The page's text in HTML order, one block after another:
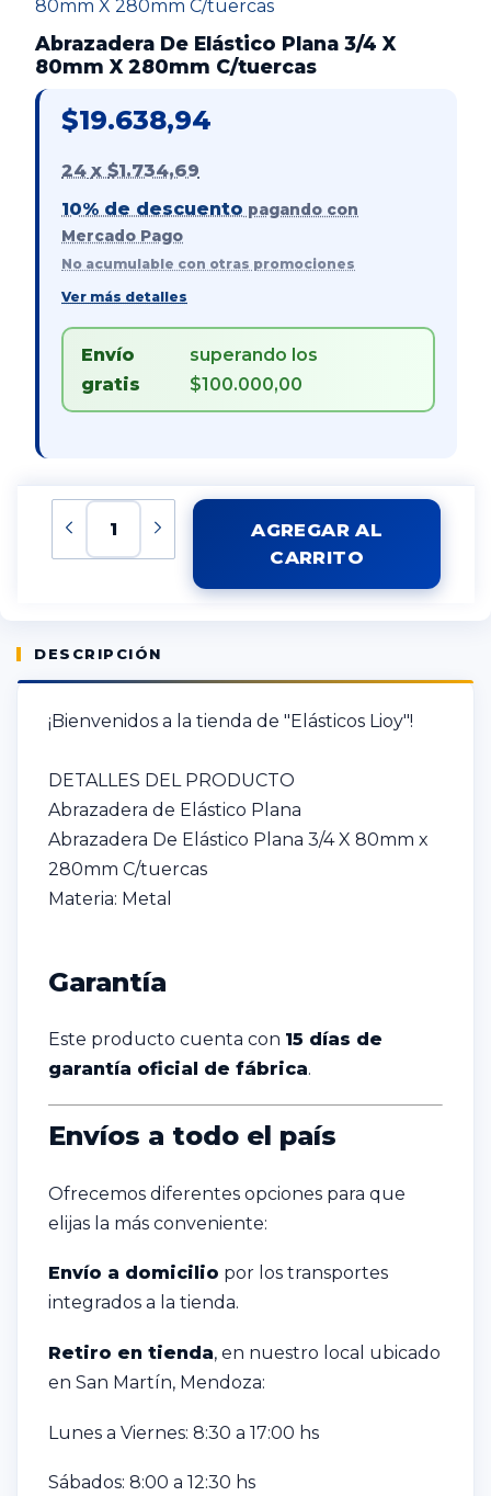
80mm X 280mm C/tuercas
Abrazadera De Elástico Plana 3/4 X
80mm X 280mm C/tuercas
$19.638,94
24 x $1.734,69
10% de descuento pagando con
Mercado Pago
No acumulable con otras promociones
Ver más detalles
Envío
gratis
superando los
$100.000,00
DESCRIPCIÓN
¡Bienvenidos a la tienda de "Elásticos Lioy"!
DETALLES DEL PRODUCTO
Abrazadera de Elástico Plana
Abrazadera De Elástico Plana 3/4 X 80mm x
280mm C/tuercas
Materia: Metal
Garantía
Este producto cuenta con 15 días de
garantía oficial de fábrica.
Envíos a todo el país
Ofrecemos diferentes opciones para que
elijas la más conveniente:
Envío a domicilio por los transportes
integrados a la tienda.
Retiro en tienda, en nuestro local ubicado
en San Martín, Mendoza:
Lunes a Viernes: 8:30 a 17:00 hs
Sábados: 8:00 a 12:30 hs